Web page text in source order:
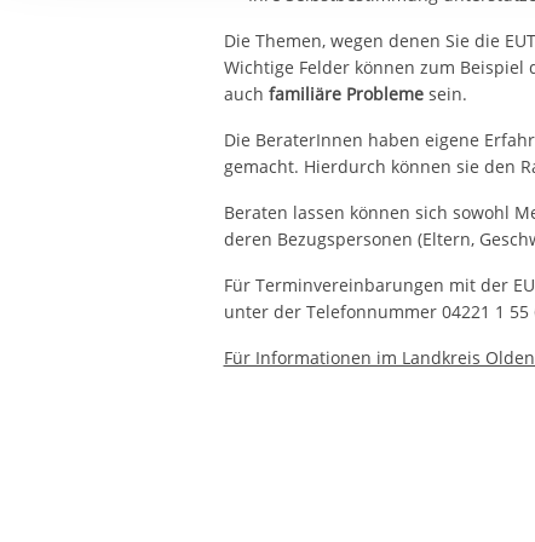
Ihre etwaige
der von Ihnen
aufgrund berechtigter
Die Themen, wegen denen Sie die
Wichtige Felder können zum Beispiel
auch familiäre Problemesein.
Die BeraterInnen haben eigene
gemacht. Hierdurch können sie den
Beraten lassen können sich sowohl
deren Bezugspersonen (Eltern,
Für Terminvereinbarungen mit der
unter der Telefonnummer 04221 1 55
Für Informationen im Landkreis